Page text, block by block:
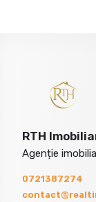
RTH
Agenție
0721387274